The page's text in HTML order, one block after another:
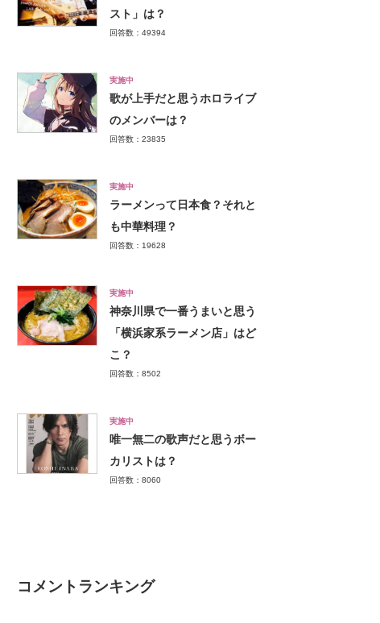
スト」は？
回答数：49394
実施中
歌が上手だと思うホロライブ
のメンバーは？
回答数：23835
実施中
ラーメンって日本食？それと
も中華料理？
回答数：19628
実施中
神奈川県で一番うまいと思う
「横浜家系ラーメン店」はど
こ？
回答数：8502
実施中
唯一無二の歌声だと思うボー
カリストは？
回答数：8060
コメントランキング